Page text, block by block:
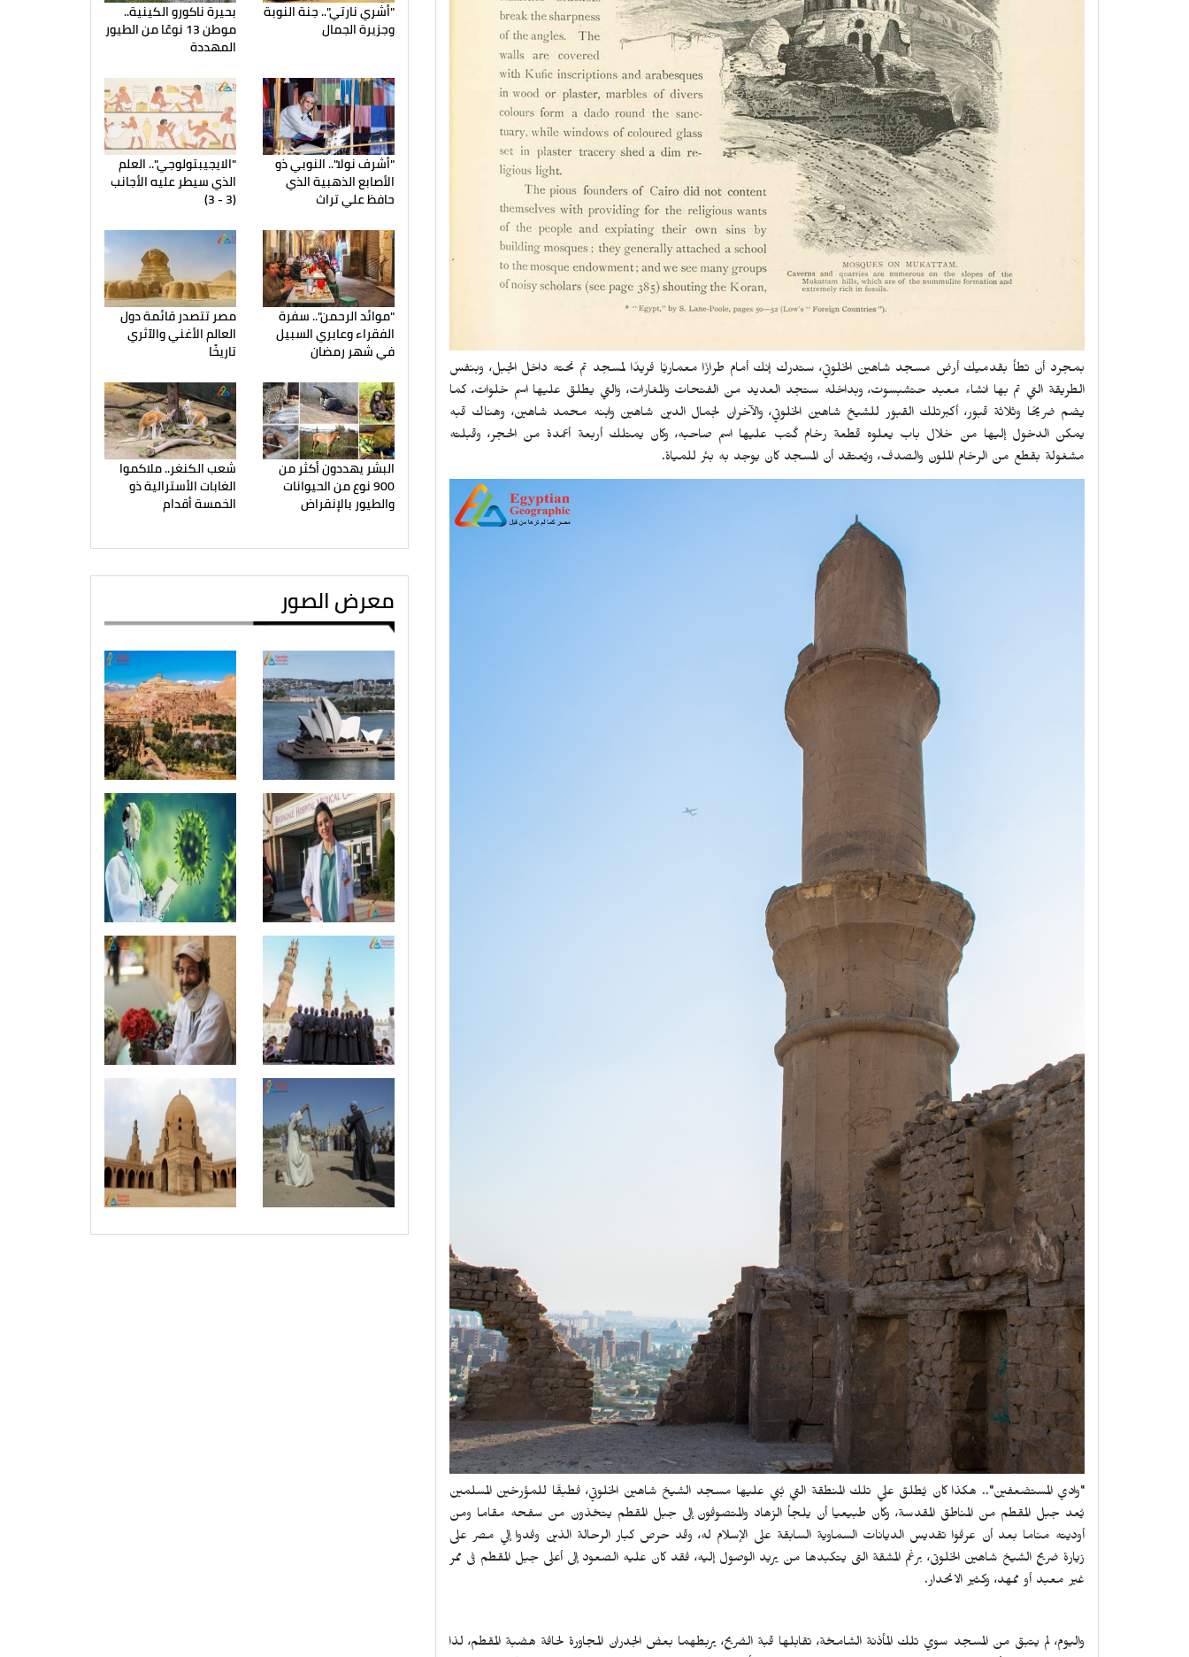
بمجرد أن تطأ بقدميك أرض مسجد شاهين الخلوتي، ستدرك إنك أمام طرازًا معماريًا فريدًا لمسجد تم نحته داخل الجبل، وبنفس
الطريقة التي تم بها انشاء معبد حتشبسوت، وبداخله ستجد العديد من الفتحات والمغارات، والتي يطلق عليها اسم خلوات، كما
يضم ضريحًا وثلاثة قبور، أكبرتلك القبور للشيخ شاهين الخلوتي، والآخران لجمال الدين شاهين وابنه محمد شاهين، وهناك قبه
يمكن الدخول إليها من خلال باب يعلوه قطعة رخام كُتب عليها اسم صاحبه، وكان يمتلك أربعة أعمدة من الحجر، وقبلته
مشغولة بقطع من الرخام الملون والصدف، ويُعتقد أن المسجد كان يوجد به بئر للمياة.
"وادي المستضعفين".. هكذا كان يُطلق علي تلك المنطقة التي بُني عليها مسجد الشيخ شاهين الخلوتي، فطبقًا للمؤرخين المسلمين
يُعد جبل المقطم من المناطق المقدسة، وكان طبيعيا أن يلجأ الزهاد والمتصوفون إلى جبل المقطم يتخذون من سفحه مقاما ومن
أوديته مناما بعد أن عرفوا تقديس الديانات السماوية السابقة على الإسلام له، وقد حرص كبار الرحالة الذين وفدوا إلي مصر على
زيارة ضريح الشيخ شاهين الخلوتى، برغم المشقة التى يتكبدها من يريد الوصول إليه، فقد كان عليه الصعود إلى أعلى جبل المقطم فى ممر
غير معبد أو ممهد، وكثير الانحدار.
واليوم، لم يتبق من المسجد سوي تلك المأذنة الشامخة، تقابلها قبة الضريح، يربطهما بعض الجدران المجاورة لحافة هضبة المقطم، لذا
"أشري نارتي".. جنة النوبة
وجزيرة الجمال
بحيرة ناكورو الكينية..
موطن 13 نوعًا من الطيور
المهددة
"أشرف نولا".. النوبي ذو
الأصابع الذهبية الذي
حافظ علي تراث
"الايجيبتولوجي".. العلم
الذي سيطر عليه الأجانب
(3 - 3)
"موائد الرحمن".. سفرة
الفقراء وعابري السبيل
في شهر رمضان
مصر تتصدر قائمة دول
العالم الأغني والآثري
تاريخًا
البشر يهددون أكثر من
900 نوع من الحيوانات
والطيور بالإنقراض
شعب الكنغر.. ملاكموا
الغابات الأسترالية ذو
الخمسة أقدام
معرض الصور